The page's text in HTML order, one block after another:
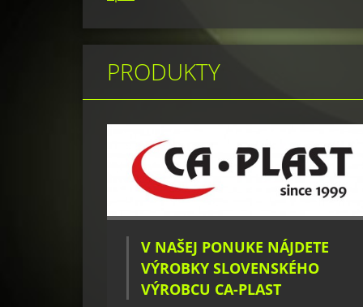
PRODUKTY
V NAŠEJ PONUKE NÁJDETE
VÝROBKY SLOVENSKÉHO
VÝROBCU CA-PLAST